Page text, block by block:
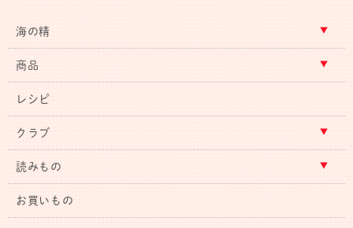
海の精
商品
レシピ
クラブ
読みもの
お買いもの